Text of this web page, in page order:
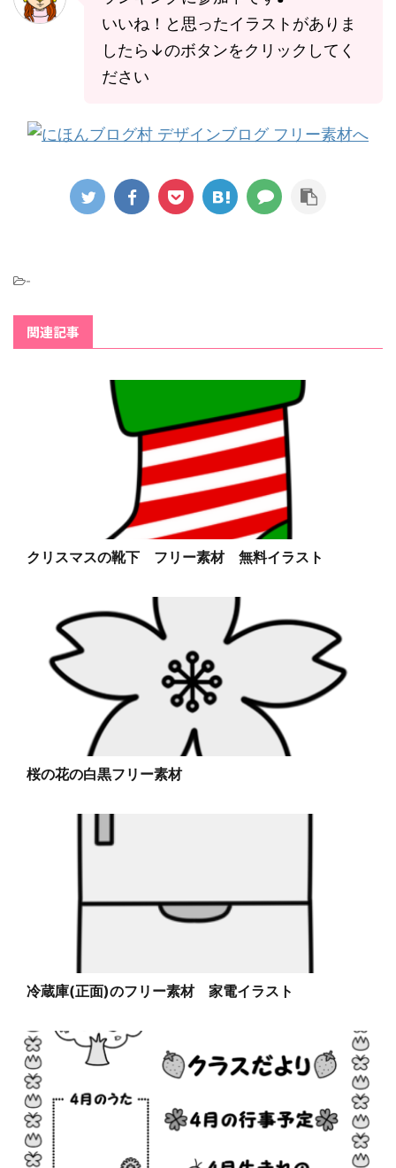
いいね！と思ったイラストがありま
したら↓のボタンをクリックしてく
ださい
-
関連記事
クリスマスの靴下 フリー素材 無料イラスト
桜の花の白黒フリー素材
冷蔵庫(正面)のフリー素材 家電イラスト